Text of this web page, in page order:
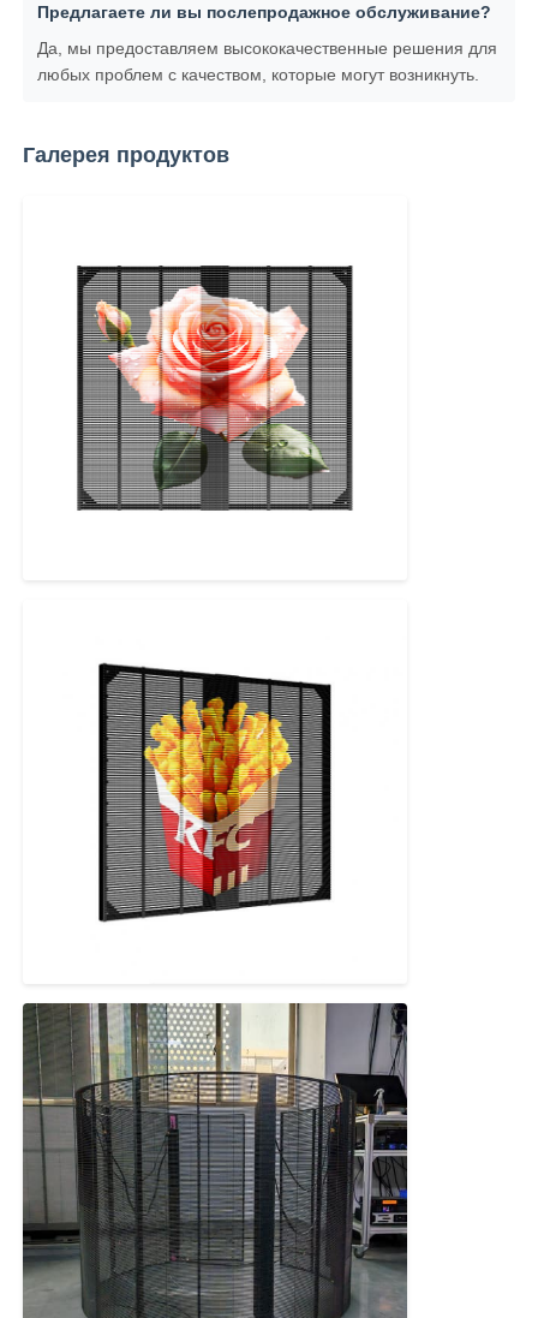
Предлагаете ли вы послепродажное обслуживание?
Да, мы предоставляем высококачественные решения для
любых проблем с качеством, которые могут возникнуть.
Галерея продуктов